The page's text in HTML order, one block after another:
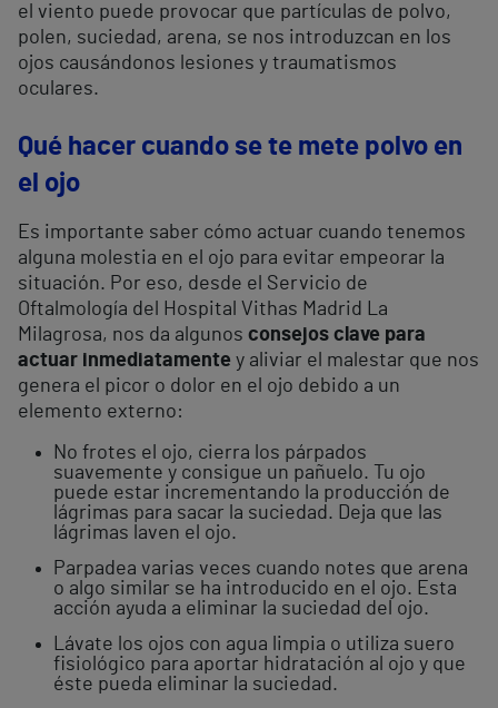
el viento puede provocar que partículas de polvo,
polen, suciedad, arena, se nos introduzcan en los
ojos causándonos lesiones y traumatismos
oculares.
Qué hacer cuando se te mete polvo en
el ojo
Es importante saber cómo actuar cuando tenemos
alguna molestia en el ojo para evitar empeorar la
situación. Por eso, desde el Servicio de
Oftalmología del Hospital Vithas Madrid La
Milagrosa, nos da algunos consejos clave para
actuar inmediatamente y aliviar el malestar que nos
genera el picor o dolor en el ojo debido a un
elemento externo:
No frotes el ojo, cierra los párpados
suavemente y consigue un pañuelo. Tu ojo
puede estar incrementando la producción de
lágrimas para sacar la suciedad. Deja que las
lágrimas laven el ojo.
Parpadea varias veces cuando notes que arena
o algo similar se ha introducido en el ojo. Esta
acción ayuda a eliminar la suciedad del ojo.
Lávate los ojos con agua limpia o utiliza suero
fisiológico para aportar hidratación al ojo y que
éste pueda eliminar la suciedad.